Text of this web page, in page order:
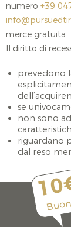
numero +39
merce gratuita.
Il diritto di
prevedono
se
non sono
riguardano
dal reso